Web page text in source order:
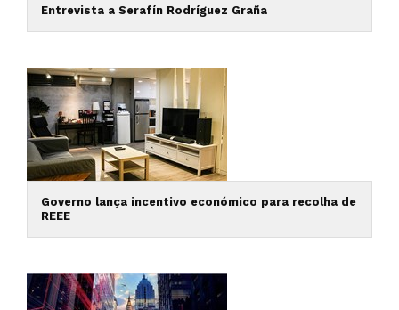
Entrevista a Serafín Rodríguez Graña
Governo lança incentivo económico para recolha de
REEE